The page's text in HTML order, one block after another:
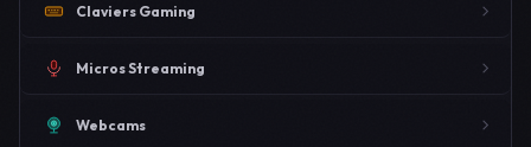
Claviers Gaming
Micros Streaming
Webcams